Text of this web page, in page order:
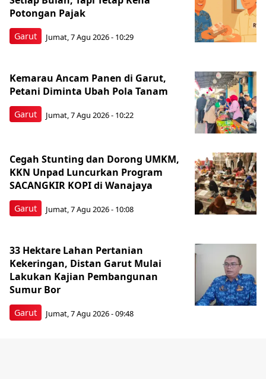
Garut
Potongan Pajak
Jumat, 7 Agu 2026 - 10:29
Garut
Kemarau Ancam Panen di Garut,
Petani Diminta Ubah Pola Tanam
Jumat, 7 Agu 2026 - 10:22
Garut
Cegah Stunting dan Dorong UMKM,
KKN Unpad Luncurkan Program
SACANGKIR KOPI di Wanajaya
Jumat, 7 Agu 2026 - 10:08
Garut
33 Hektare Lahan Pertanian
Kekeringan, Distan Garut Mulai
Lakukan Kajian Pembangunan
Sumur Bor
Jumat, 7 Agu 2026 - 09:48